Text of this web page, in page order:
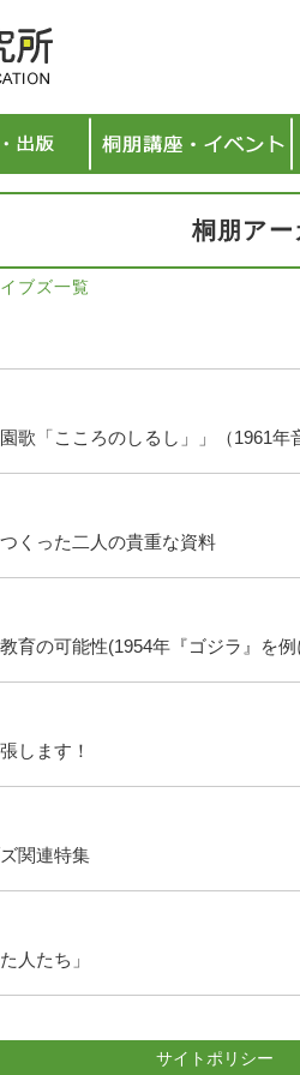
桐朋ア
ブズ一覧
「こころのしるし」」（1961年
くった二人の貴重な資料
育の可能性(1954年『ゴジラ』を例
します！
関連特集
人たち」
サイトポリシー